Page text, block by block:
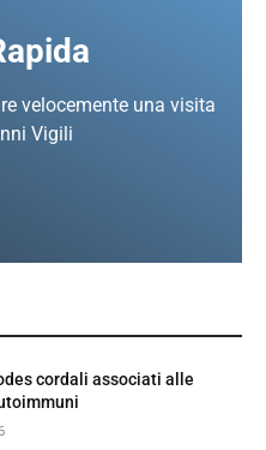
velocemente una visita
Vigili
cordali associati alle